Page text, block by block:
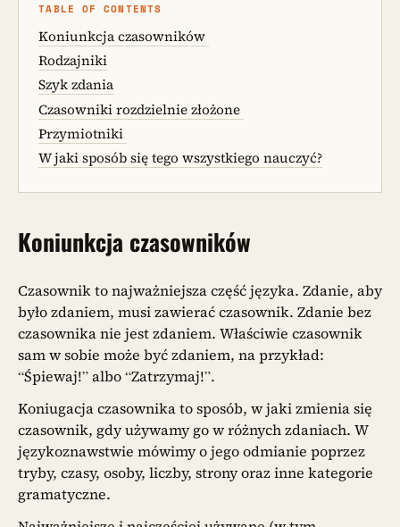
TABLE OF CONTENTS
Koniunkcja czasowników
Rodzajniki
Szyk zdania
Czasowniki rozdzielnie złożone
Przymiotniki
W jaki sposób się tego wszystkiego nauczyć?
Koniunkcja czasowników
Czasownik to najważniejsza część języka. Zdanie, aby
było zdaniem, musi zawierać czasownik. Zdanie bez
czasownika nie jest zdaniem. Właściwie czasownik
sam w sobie może być zdaniem, na przykład:
“Śpiewaj!” albo “Zatrzymaj!”.
Koniugacja czasownika to sposób, w jaki zmienia się
czasownik, gdy używamy go w różnych zdaniach. W
językoznawstwie mówimy o jego odmianie poprzez
tryby, czasy, osoby, liczby, strony oraz inne kategorie
gramatyczne.